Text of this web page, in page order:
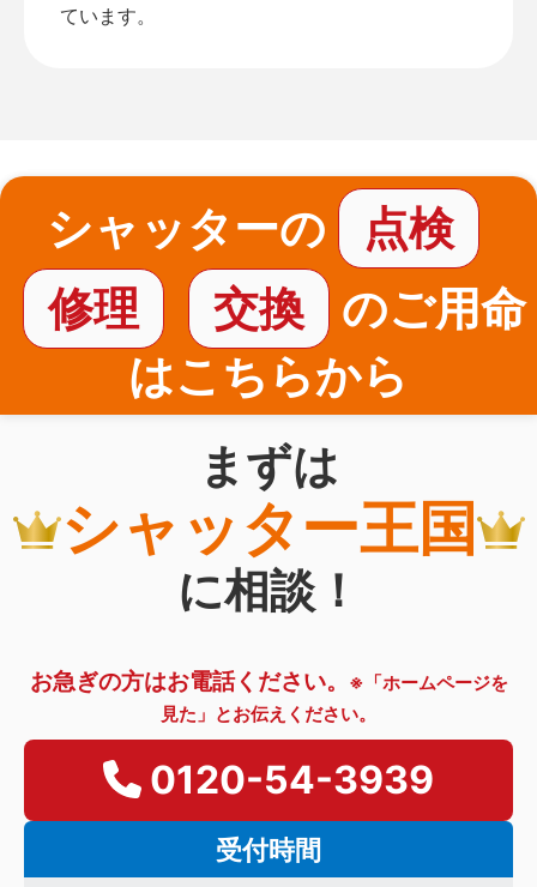
ています。
シャッターの
点検
修理
交換
のご用命
はこちらから
まずは
シャッター王国
に相談！
お急ぎの方はお電話ください。
※「ホームページを
見た」とお伝えください。
0120-54-3939
受付時間